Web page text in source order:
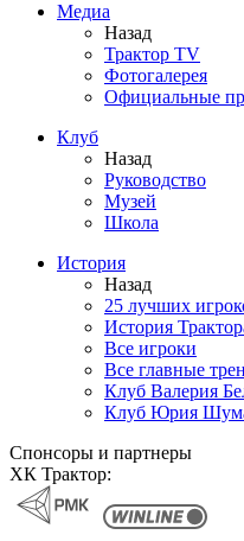
Медиа
Назад
Трактор TV
Фотогалерея
Официальные
Клуб
Назад
Руководство
Музей
Школа
История
Назад
25 лучших
История
Все игроки
Все главные
Клуб Валерия
Клуб Юрия
Спонсоры и партнеры
ХК Трактор: